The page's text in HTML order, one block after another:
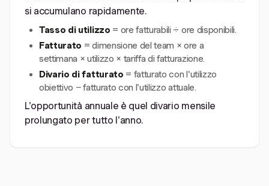
si accumulano rapidamente.
Tasso di utilizzo = ore fatturabili ÷ ore disponibili.
Fatturato = dimensione del team × ore a
settimana × utilizzo × tariffa di fatturazione.
Divario di fatturato = fatturato con l'utilizzo
obiettivo − fatturato con l'utilizzo attuale.
L'opportunità annuale è quel divario mensile
prolungato per tutto l'anno.